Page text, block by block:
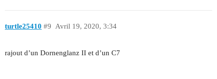
turtle25410 Avril 19, 2020, 3:34
#9
rajout d’un Dornenglanz II et d’un C7